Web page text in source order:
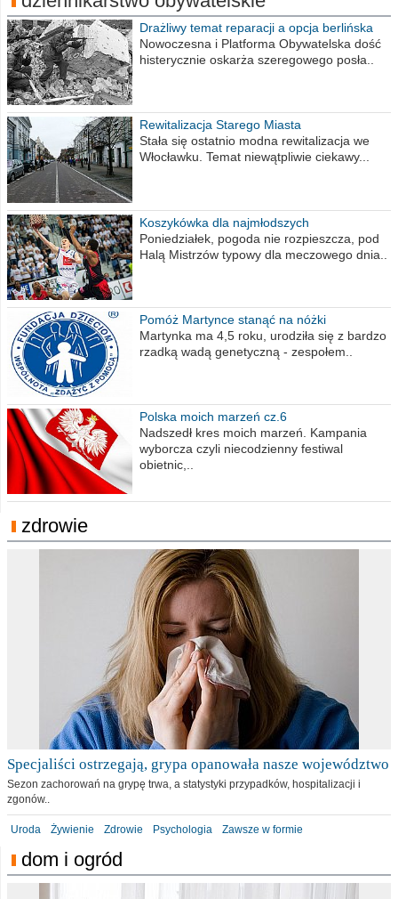
Drażliwy temat reparacji a opcja berlińska
Nowoczesna i Platforma Obywatelska dość
histerycznie oskarża szeregowego posła..
Rewitalizacja Starego Miasta
Stała się ostatnio modna rewitalizacja we
Włocławku. Temat niewątpliwie ciekawy...
Koszykówka dla najmłodszych
Poniedziałek, pogoda nie rozpieszcza, pod
Halą Mistrzów typowy dla meczowego dnia..
Pomóż Martynce stanąć na nóżki
Martynka ma 4,5 roku, urodziła się z bardzo
rzadką wadą genetyczną - zespołem..
Polska moich marzeń cz.6
Nadszedł kres moich marzeń. Kampania
wyborcza czyli niecodzienny festiwal
obietnic,..
zdrowie
Specjaliści ostrzegają, grypa opanowała nasze województwo
Sezon zachorowań na grypę trwa, a statystyki przypadków, hospitalizacji i
zgonów..
Uroda Żywienie Zdrowie Psychologia Zawsze w formie
dom i ogród